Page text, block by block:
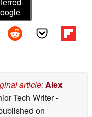
article:Alex
Tech Writer-
on